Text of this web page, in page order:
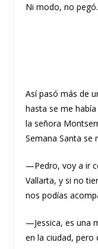
Ni modo, no pegó.
Así pasó más de
hasta se me
la señora
Semana Santa se
—Pedro, voy a ir
Vallarta, y si no
nos podías
—Jessica, es una
en la ciudad, pero